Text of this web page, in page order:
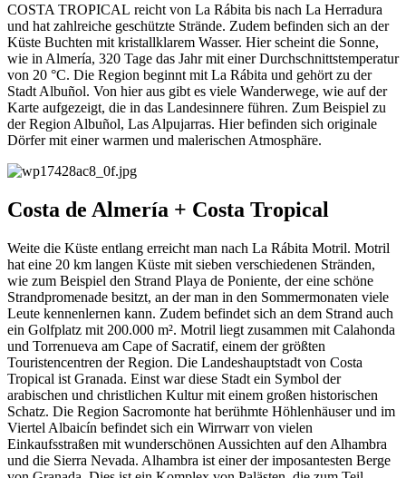
COSTA TROPICAL reicht von La Rábita bis nach La Herradura
und hat zahlreiche geschützte Strände. Zudem befinden sich an der
Küste Buchten mit kristallklarem Wasser. Hier scheint die Sonne,
wie in Almería, 320 Tage das Jahr mit einer Durchschnittstemperatur
von 20 °C. Die Region beginnt mit La Rábita und gehört zu der
Stadt Albuñol. Von hier aus gibt es viele Wanderwege, wie auf der
Karte aufgezeigt, die in das Landesinnere führen. Zum Beispiel zu
der Region Albuñol, Las Alpujarras. Hier befinden sich originale
Dörfer mit einer warmen und malerischen Atmosphäre.
Costa de Almería + Costa Tropical
Weite die Küste entlang erreicht man nach La Rábita Motril. Motril
hat eine 20 km langen Küste mit sieben verschiedenen Stränden,
wie zum Beispiel den Strand Playa de Poniente, der eine schöne
Strandpromenade besitzt, an der man in den Sommermonaten viele
Leute kennenlernen kann. Zudem befindet sich an dem Strand auch
ein Golfplatz mit 200.000 m². Motril liegt zusammen mit Calahonda
und Torrenueva am Cape of Sacratif, einem der größten
Touristencentren der Region. Die Landeshauptstadt von Costa
Tropical ist Granada. Einst war diese Stadt ein Symbol der
arabischen und christlichen Kultur mit einem großen historischen
Schatz. Die Region Sacromonte hat berühmte Höhlenhäuser und im
Viertel Albaicín befindet sich ein Wirrwarr von vielen
Einkaufsstraßen mit wunderschönen Aussichten auf den Alhambra
und die Sierra Nevada. Alhambra ist einer der imposantesten Berge